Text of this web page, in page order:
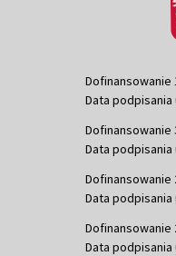
Dofinansowanie
Data podpisania
Dofinansowanie
Data podpisania
Dofinansowanie
Data podpisania
Dofinansowanie
Data